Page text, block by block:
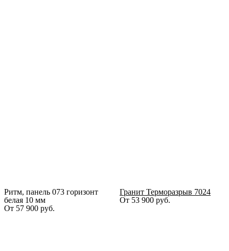
Ритм, панель 073 горизонт
белая 10 мм
От 57 900 руб.
Гранит Терморазрыв 7024
От 53 900 руб.